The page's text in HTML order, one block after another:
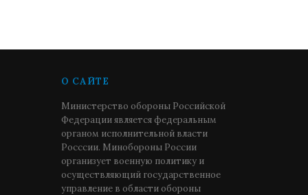
О САЙТЕ
Министерство обороны Российской
Федерации является федеральным
органом исполнительной власти
Росссии. Минобороны России
организует военную политику и
осуществляющий государственное
управление в области обороны